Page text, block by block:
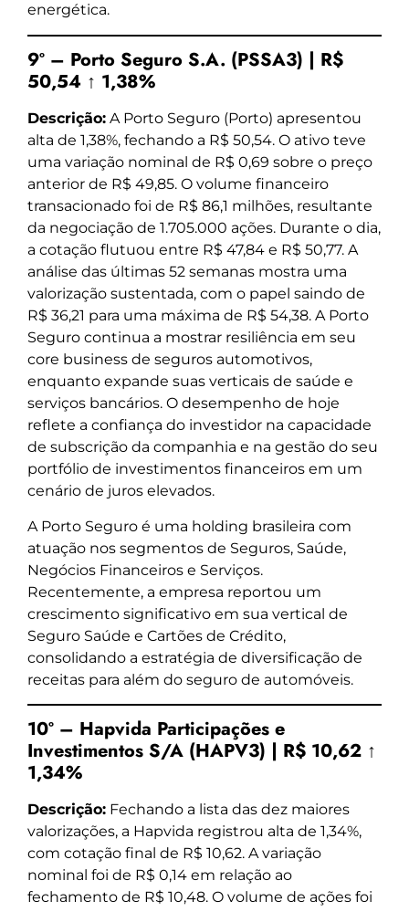
energética.
9º – Porto Seguro S.A. (PSSA3) | R$
50,54 ↑ 1,38%
Descrição: A Porto Seguro (Porto) apresentou
alta de 1,38%, fechando a R$ 50,54. O ativo teve
uma variação nominal de R$ 0,69 sobre o preço
anterior de R$ 49,85. O volume financeiro
transacionado foi de R$ 86,1 milhões, resultante
da negociação de 1.705.000 ações. Durante o dia,
a cotação flutuou entre R$ 47,84 e R$ 50,77. A
análise das últimas 52 semanas mostra uma
valorização sustentada, com o papel saindo de
R$ 36,21 para uma máxima de R$ 54,38. A Porto
Seguro continua a mostrar resiliência em seu
core business de seguros automotivos,
enquanto expande suas verticais de saúde e
serviços bancários. O desempenho de hoje
reflete a confiança do investidor na capacidade
de subscrição da companhia e na gestão do seu
portfólio de investimentos financeiros em um
cenário de juros elevados.
A Porto Seguro é uma holding brasileira com
atuação nos segmentos de Seguros, Saúde,
Negócios Financeiros e Serviços.
Recentemente, a empresa reportou um
crescimento significativo em sua vertical de
Seguro Saúde e Cartões de Crédito,
consolidando a estratégia de diversificação de
receitas para além do seguro de automóveis.
10º – Hapvida Participações e
Investimentos S/A (HAPV3) | R$ 10,62 ↑
1,34%
Descrição: Fechando a lista das dez maiores
valorizações, a Hapvida registrou alta de 1,34%,
com cotação final de R$ 10,62. A variação
nominal foi de R$ 0,14 em relação ao
fechamento de R$ 10,48. O volume de ações foi